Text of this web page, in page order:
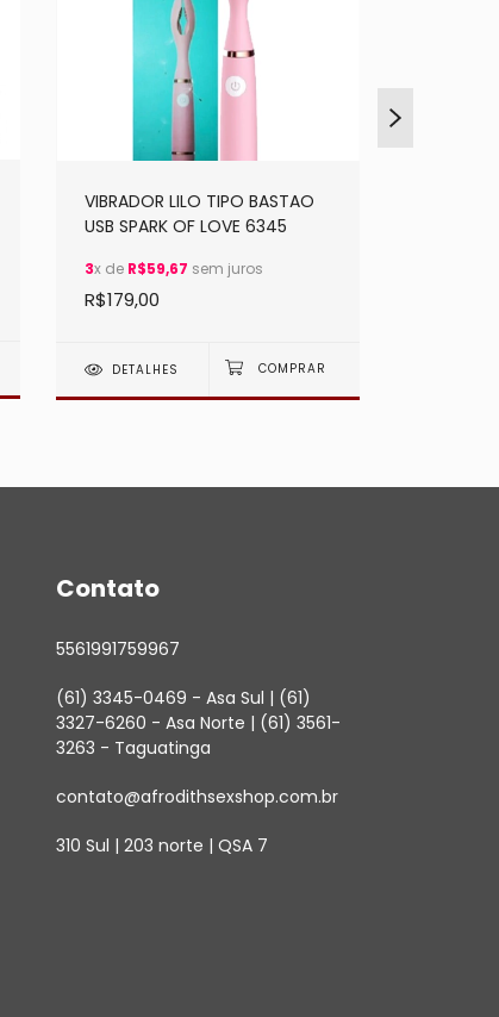
VIBRADOR LILO TIPO BASTAO
USB SPARK OF LOVE 6345
3x de R$59,67 sem juros
R$179,00
DETALHES
Contato
5561991759967
(61) 3345-0469 - Asa Sul | (61)
3327-6260 - Asa Norte | (61) 3561-
3263 - Taguatinga
contato@afrodithsexshop.com.br
310 Sul | 203 norte | QSA 7